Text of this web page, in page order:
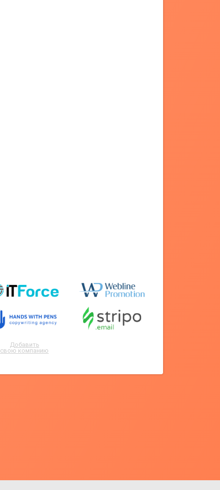
Добавить
свою компанию